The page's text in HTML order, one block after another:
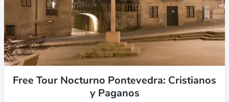
Free Tour Nocturno Pontevedra: Cristianos
y Paganos